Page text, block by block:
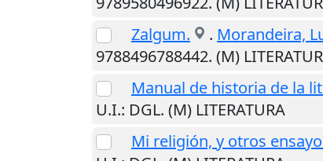
Zalgum.
. Morandeira,
9788496788442. (M)
Manual de historia de la
U.I.: DGL. (M) LITERATURA
Mi religión, y otros